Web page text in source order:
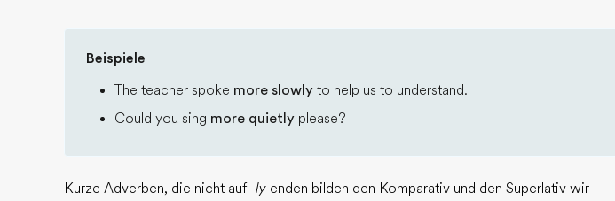
Beispiele
The teacher spoke more slowly to help us to understand.
Could you sing more quietly please?
Kurze Adverben, die nicht auf -ly enden bilden den Komparativ und den Superlativ wir